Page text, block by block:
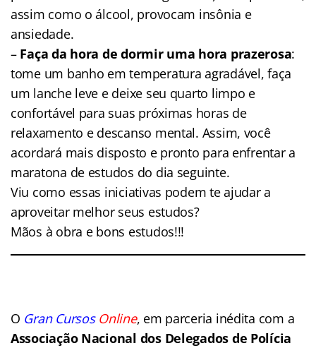
assim como o álcool, provocam insônia e
ansiedade.
– Faça da hora de dormir uma hora prazerosa:
tome um banho em temperatura agradável, faça
um lanche leve e deixe seu quarto limpo e
confortável para suas próximas horas de
relaxamento e descanso mental. Assim, você
acordará mais disposto e pronto para enfrentar a
maratona de estudos do dia seguinte.
Viu como essas iniciativas podem te ajudar a
aproveitar melhor seus estudos?
Mãos à obra e bons estudos!!!
O Gran Cursos Online, em parceria inédita com a
Associação Nacional dos Delegados de Polícia